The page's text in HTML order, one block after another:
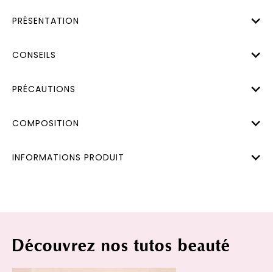
PRÉSENTATION
CONSEILS
PRÉCAUTIONS
COMPOSITION
INFORMATIONS PRODUIT
Découvrez nos tutos beauté